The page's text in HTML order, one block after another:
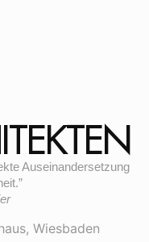
Auseinandersetzung